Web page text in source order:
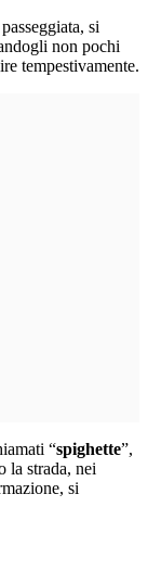
si
non pochi
tempestivamente.
“spighette”,
la strada, nei
si